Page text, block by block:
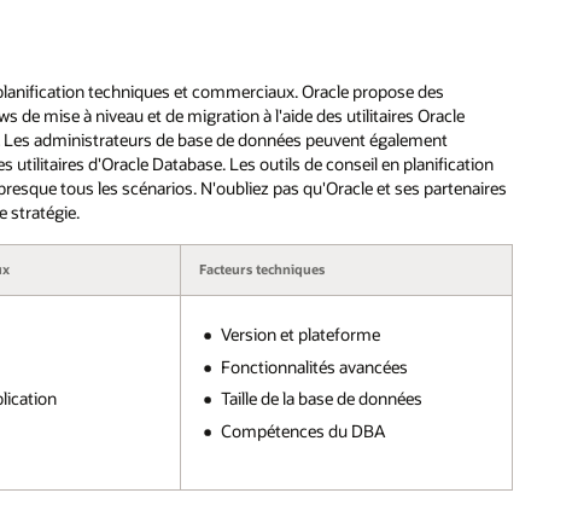
techniques et commerciaux. Oracle propose des
mise à niveau et de migration à l'aide des utilitaires Oracle
administrateurs de base de données peuvent également
d'Oracle Database. Les outils de conseil en planification
tous les scénarios. N'oubliez pas qu'Oracle et ses partenaires
stratégie.
Facteurs techniques
Version et plateforme
Fonctionnalités avancées
Taille de la base de données
Compétences du DBA